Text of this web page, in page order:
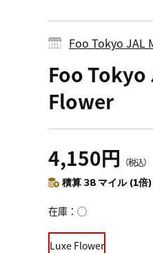
Foo Tokyo JAL
Foo Tokyo
Flower
4,150円 （税込）
積算 38 マイル (1倍)
在庫 ◯
Luxe Flower